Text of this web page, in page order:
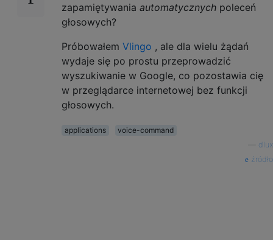
zapamiętywania automatycznych poleceń
głosowych?
Próbowałem Vlingo , ale dla wielu żądań
wydaje się po prostu przeprowadzić
wyszukiwanie w Google, co pozostawia cię
w przeglądarce internetowej bez funkcji
głosowych.
applications
voice-command
dlux
źródło